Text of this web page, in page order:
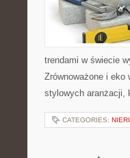
trendami w świecie
Zrównoważone i eko
stylowych aranżacji,
CATEGORIES: